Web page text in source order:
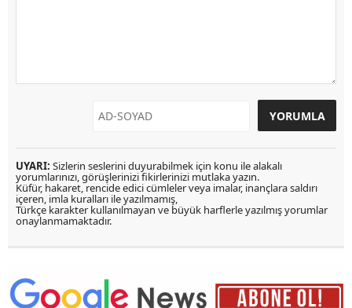
UYARI: Sizlerin seslerini duyurabilmek için konu ile alakalı
yorumlarınızı, görüşlerinizi fikirlerinizi mutlaka yazın.
Küfür, hakaret, rencide edici cümleler veya imalar, inançlara saldırı
içeren, imla kuralları ile yazılmamış,
Türkçe karakter kullanılmayan ve büyük harflerle yazılmış yorumlar
onaylanmamaktadır.